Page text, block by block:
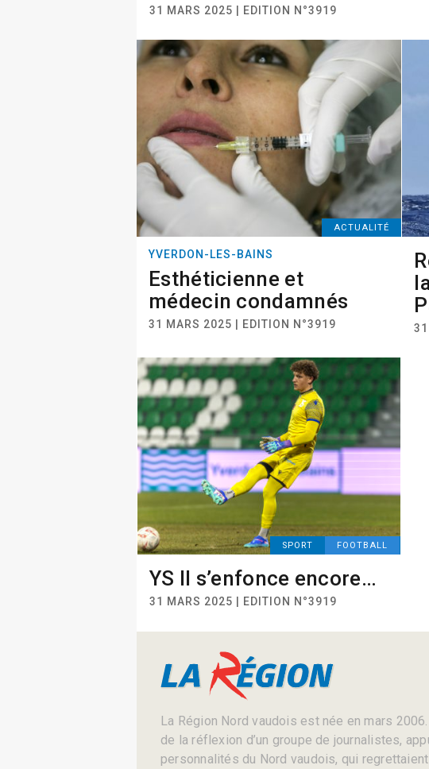
31 MARS 2025 | EDITION N°3919
ACTUALITÉ
YVERDON-LES-BAINS
Esthéticienne et
médecin condamnés
31 MARS 2025 | EDITION N°3919
SPORT FOOTBALL
YS II s’enfonce encore…
31 MARS 2025 | EDITION N°3919
La Région Nord vaudois est née en mars
de la réflexion d’un groupe de journalistes,
personnalités du Nord vaudois, qui